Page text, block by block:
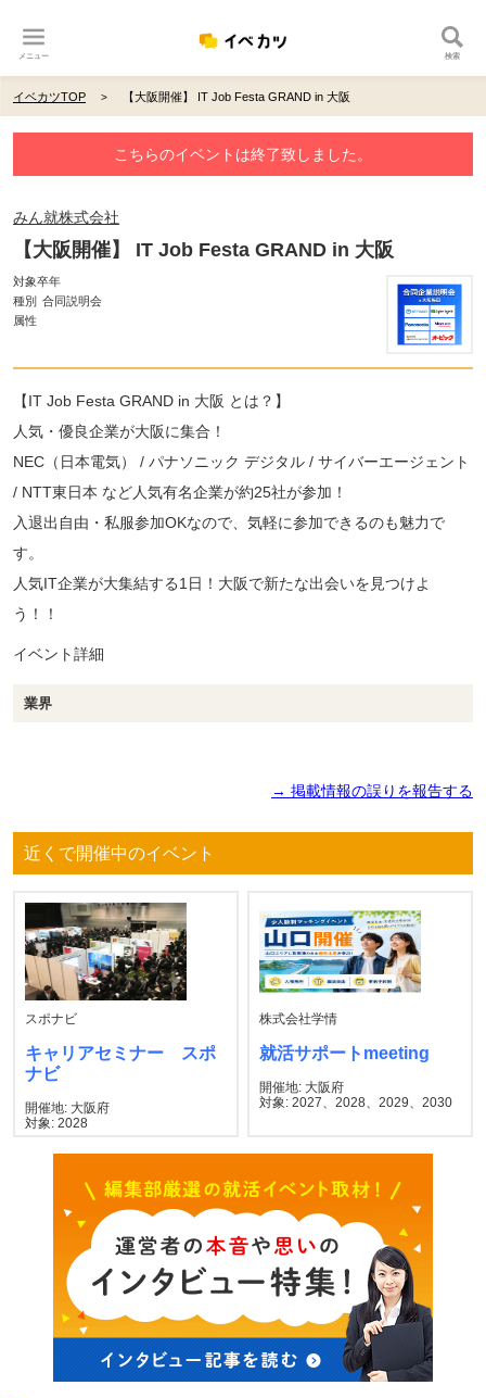
メニュー 検索
イベカツTOP 【大阪開催】 IT Job Festa GRAND in 大阪
こちらのイベントは終了致しました。
みん就株式会社
【大阪開催】 IT Job Festa GRAND in 大阪
対象卒年
種別 合同説明会
属性
【IT Job Festa GRAND in 大阪 とは？】
人気・優良企業が大阪に集合！
NEC（日本電気） / パナソニック デジタル / サイバーエージェント
/ NTT東日本 など人気有名企業が約25社が参加！
入退出自由・私服参加OKなので、気軽に参加できるのも魅力で
す。
人気IT企業が大集結する1日！大阪で新たな出会いを見つけよ
う！！
イベント詳細
業界
→ 掲載情報の誤りを報告する
近くで開催中のイベント
スポナビ
キャリアセミナー スポ
ナビ
開催地: 大阪府
対象: 2028
株式会社学情
就活サポートmeeting
開催地: 大阪府
対象: 2027、2028、2029、2030